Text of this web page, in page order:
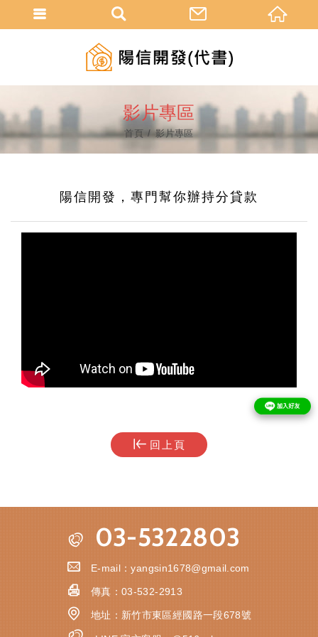
影片專區
首頁 影片專區
陽信開發，專門幫你辦持分貸款
回上頁
03-5322803
E-mail：yangsin1678@gmail.com
傳真：03-532-2913
地址： 新竹市東區經國路一段678號